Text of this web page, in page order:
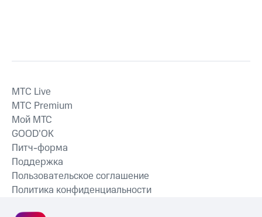
MTС Live
MTС Premium
Мой МТС
GOOD’OK
Питч-форма
Поддержка
Пользовательское соглашение
Политика конфиденциальности